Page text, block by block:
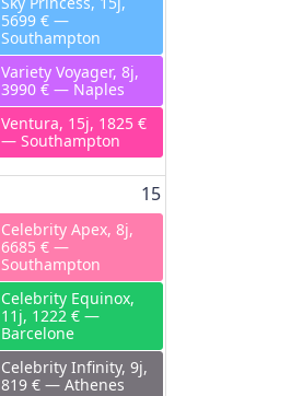
5699 € —
Southampton
Variety Voyager, 8j,
3990 € — Naples
Ventura, 15j, 1825 €
— Southampton
15
Celebrity Apex, 8j,
6685 € —
Southampton
Celebrity Equinox,
11j, 1222 € —
Barcelone
Celebrity Infinity, 9j,
819 € — Athenes